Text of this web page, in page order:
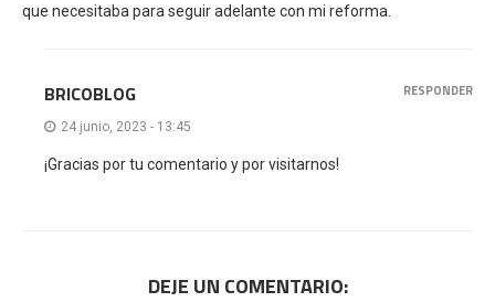
que necesitaba para seguir adelante con mi reforma.
BRICOBLOG
24 junio, 2023 - 13:45
¡Gracias por tu comentario y por visitarnos!
RESPONDER
DEJE UN COMENTARIO: